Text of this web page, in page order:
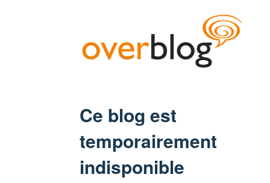
Ce blog est
temporairement
indisponible